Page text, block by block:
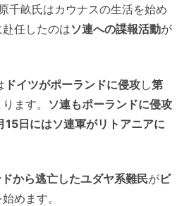
千畝氏はカウナスの生活を始め
任したのはソ連への諜報活動が
ドイツがポーランドに侵攻し第
ます。 ソ連もポーランドに侵攻
日にはソ連軍がリトアニアに
から逃亡したユダヤ系難民がビ
めます。